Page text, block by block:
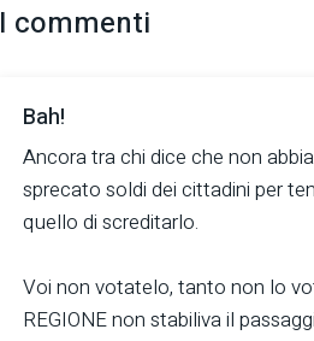
I commenti
Bah!
Ancora tra chi dice che non
sprecato soldi dei cittadini per
quello di screditarlo.
Voi non votatelo, tanto non lo
REGIONE non stabiliva il